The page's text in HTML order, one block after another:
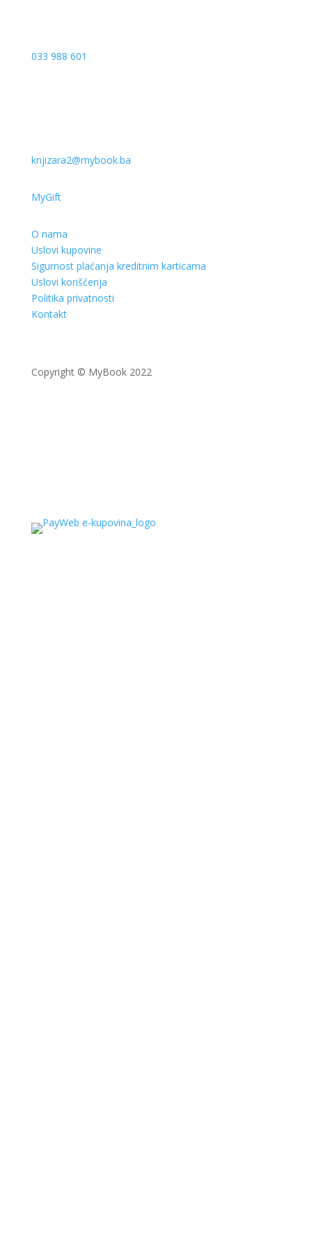
033 988 601
knjizara2@mybook.ba
MyGift
O nama
Uslovi kupovine
Sigurnost plaćanja kreditnim karticama
Uslovi korišćenja
Politika privatnosti
Kontakt
Copyright © MyBook 2022